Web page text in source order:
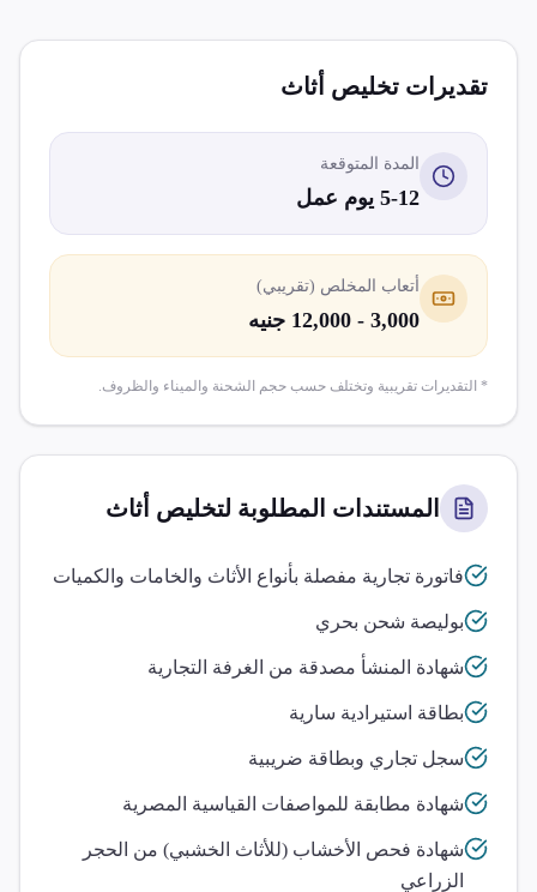
تقديرات تخليص أثاث
المدة المتوقعة
5-12 يوم عمل
أتعاب المخلص (تقريبي)
3,000 - 12,000 جنيه
* التقديرات تقريبية وتختلف حسب حجم الشحنة والميناء والظروف.
المستندات المطلوبة لتخليص أثاث
فاتورة تجارية مفصلة بأنواع الأثاث والخامات والكميات
بوليصة شحن بحري
شهادة المنشأ مصدقة من الغرفة التجارية
بطاقة استيرادية سارية
سجل تجاري وبطاقة ضريبية
شهادة مطابقة للمواصفات القياسية المصرية
شهادة فحص الأخشاب (للأثاث الخشبي) من الحجر
الزراعي